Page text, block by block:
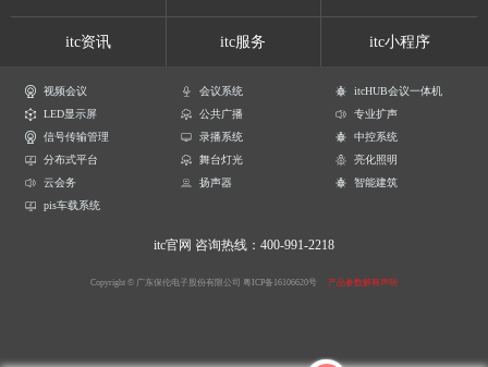
itc资讯 itc服务 itc小程序
视频会议 会议系统
itcHUB会议一体机
LED显示屏
公共广播
专业扩声
信号传输管理
录播系统
中控系统
分布式平台
舞台灯光
亮化照明
云会务
扬声器
智能建筑
pis车载系统
itc官网 咨询热线：400-991-2218
Copyright © 广东保伦电子股份有限公司 粤ICP备16106620号 产品参数解释声明